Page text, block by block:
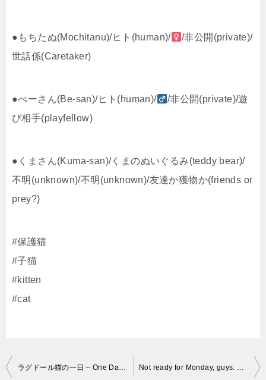
●もちたぬ(Mochitanu)/ヒト(human)/
/非公開(private)/
世話係(Caretaker)
●べーさん(Be-san)/ヒト(human)/
/非公開(private)/遊
び相手(playfellow)
●くまさん(Kuma-san)/くまのぬいぐるみ(teddy bear)/
不明(unknown)/不明(unknown)/友達か獲物か(friends or
prey?)
#保護猫
#子猫
#kitten
#cat
投
ラグドール猫の一日 – One Day of a Ragdoll Cat – Not ready for Monday, guys. #cat #cats #kitty #kittens #neko #meow #catsofinstagram #catstagram #c